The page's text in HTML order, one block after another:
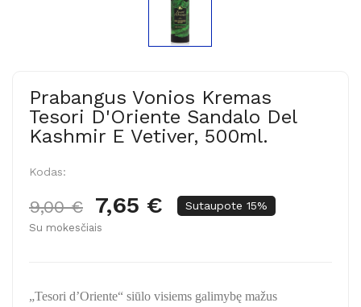
Prabangus Vonios Kremas
Tesori D'Oriente Sandalo Del
Kashmir E Vetiver, 500ml.
Kodas:
9,00 € 7,65 € Sutaupote 15%
Su mokesčiais
„Tesori d’Oriente“ siūlo visiems galimybę mažus